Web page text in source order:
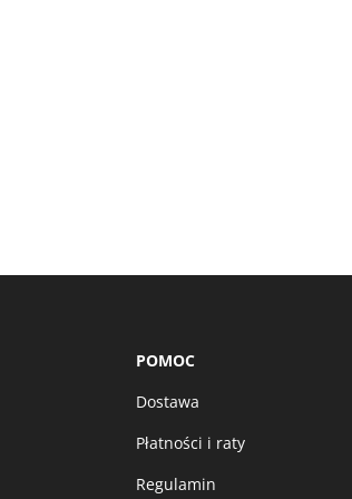
POMOC
Dostawa
Płatności i raty
Regulamin